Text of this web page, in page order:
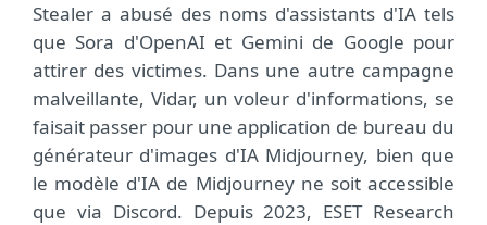
Stealer a abusé des noms d'assistants d'IA tels
que Sora d'OpenAI et Gemini de Google pour
attirer des victimes. Dans une autre campagne
malveillante, Vidar, un voleur d'informations, se
faisait passer pour une application de bureau du
générateur d'images d'IA Midjourney, bien que
le modèle d'IA de Midjourney ne soit accessible
que via Discord. Depuis 2023, ESET Research